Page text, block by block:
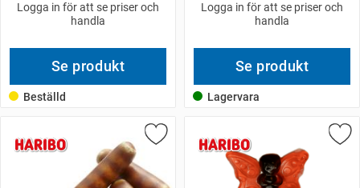
Logga in för att se priser och
handla
Se produkt
Beställd
Logga in för att se priser och
handla
Se produkt
Lagervara